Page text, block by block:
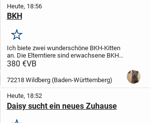
Heute, 18:56
BKH
Merken
Ich biete zwei wunderschöne BKH-Kitten
an. Die Elterntiere sind erwachsene BKH-
Katzen aus unserer Hobbyzucht. Die
und altersgerecht entwurmt. Sie wachsen
380 €VB
72218 Wildberg (Baden-Württemberg)
Heute, 18:52
Daisy sucht ein neues Zuhause